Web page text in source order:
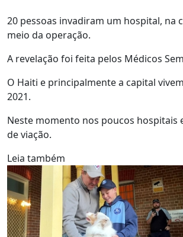
20 pessoas invadiram um hospital, na
meio da operação.
A revelação foi feita pelos Médicos
O Haiti e principalmente a capital
2021.
Neste momento nos poucos hospitais
de viação.
Leia também